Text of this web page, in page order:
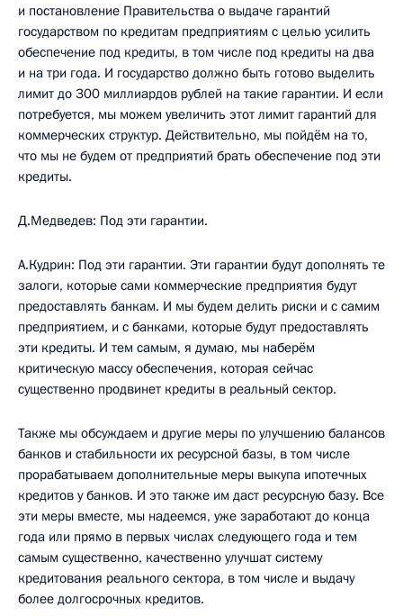
и постановление Правительства о выдаче гарантий
государством по кредитам предприятиям с целью усилить
обеспечение под кредиты, в том числе под кредиты на два
и на три года. И государство должно быть готово выделить
лимит до 300 миллиардов рублей на такие гарантии. И если
потребуется, мы можем увеличить этот лимит гарантий для
коммерческих структур. Действительно, мы пойдём на то,
что мы не будем от предприятий брать обеспечение под эти
кредиты.
Д.Медведев: Под эти гарантии.
А.Кудрин: Под эти гарантии. Эти гарантии будут дополнять те
залоги, которые сами коммерческие предприятия будут
предоставлять банкам. И мы будем делить риски и с самим
предприятием, и с банками, которые будут предоставлять
эти кредиты. И тем самым, я думаю, мы наберём
критическую массу обеспечения, которая сейчас
существенно продвинет кредиты в реальный сектор.
Также мы обсуждаем и другие меры по улучшению балансов
банков и стабильности их ресурсной базы, в том числе
прорабатываем дополнительные меры выкупа ипотечных
кредитов у банков. И это также им даст ресурсную базу. Все
эти меры вместе, мы надеемся, уже заработают до конца
года или прямо в первых числах следующего года и тем
самым существенно, качественно улучшат систему
кредитования реального сектора, в том числе и выдачу
более долгосрочных кредитов.